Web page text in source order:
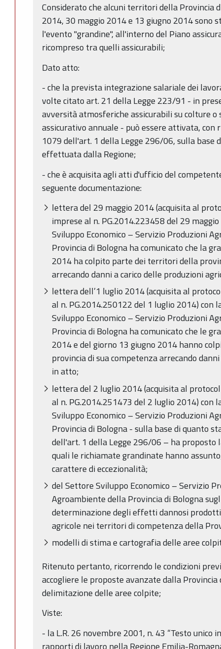
Considerato che alcuni territori della Provincia
2014, 30 maggio 2014 e 13 giugno 2014 sono
l'evento "grandine", all'interno del Piano
ricompreso tra quelli assicurabili;
Dato atto:
- che la prevista integrazione salariale dei
volte citato art. 21 della Legge 223/91 - in
avversità atmosferiche assicurabili su colture
assicurativo annuale - può essere attivata,
1079 dell'art. 1 della Legge 296/06, sulla base
effettuata dalla Regione;
- che è acquisita agli atti d'ufficio del
seguente documentazione:
lettera del 29 maggio 2014 (acquisita al
imprese al n. PG.2014.223458 del 29
Sviluppo Economico – Servizio Produzioni
Provincia di Bologna ha comunicato che la
2014 ha colpito parte dei territori della
arrecando danni a carico delle produzioni
lettera dell’1 luglio 2014 (acquisita al
al n. PG.2014.250122 del 1 luglio 2014) con
Sviluppo Economico – Servizio Produzioni
Provincia di Bologna ha comunicato che le
2014 e del giorno 13 giugno 2014 hanno
provincia di sua competenza arrecando
in atto;
lettera del 2 luglio 2014 (acquisita al
al n. PG.2014.251473 del 2 luglio 2014) con
Sviluppo Economico – Servizio Produzioni
Provincia di Bologna - sulla base di quanto
dell'art. 1 della Legge 296/06 – ha
quali le richiamate grandinate hanno
carattere di eccezionalità;
del Settore Sviluppo Economico – Servizio
Agroambiente della Provincia di Bologna
determinazione degli effetti dannosi
agricole nei territori di competenza della
modelli di stima e cartografia delle aree
Ritenuto pertanto, ricorrendo le condizioni
accogliere le proposte avanzate dalla
delimitazione delle aree colpite;
Viste:
- la L.R. 26 novembre 2001, n. 43 “Testo unico
rapporti di lavoro nella Regione Emilia-